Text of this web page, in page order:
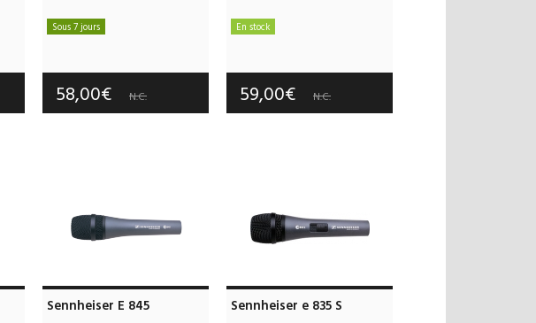
Sous 7 jours
Garantie :3 an(s)
58,00€ N.C.
En stock
Garantie :2 an(s)
59,00€ N.C.
Sennheiser E 845 Sennheiser e 835 S